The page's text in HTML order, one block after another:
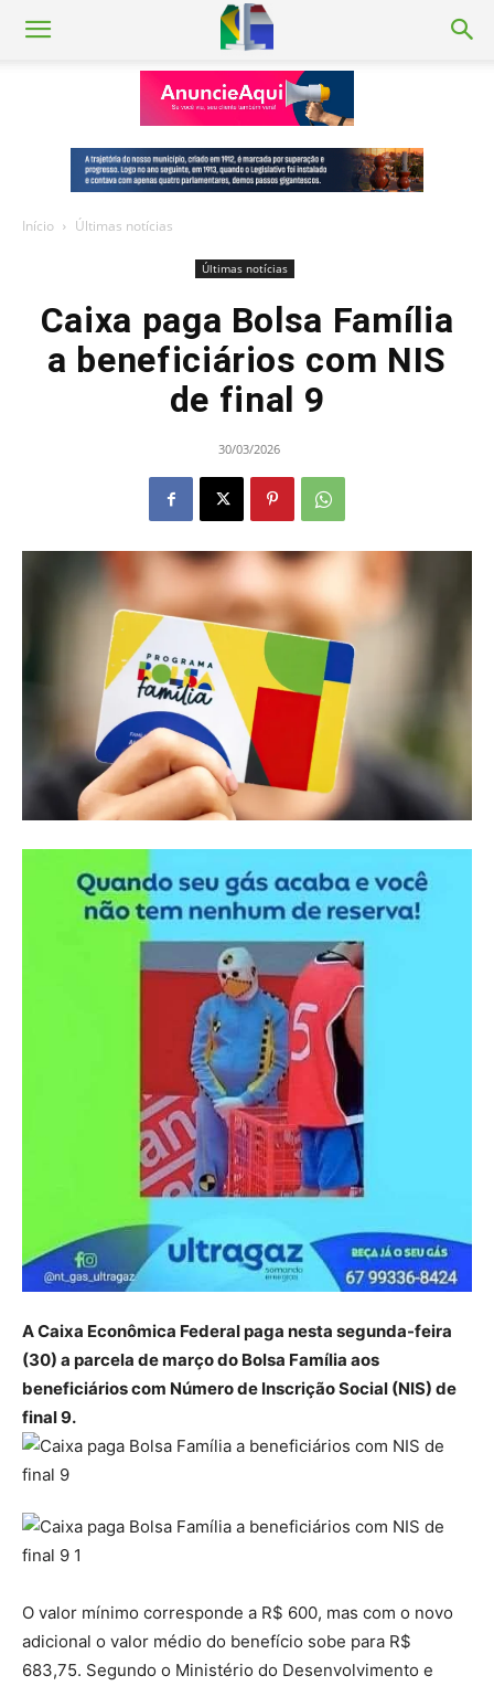
Início Últimas notícias
Últimas notícias
Caixa paga Bolsa Família
a beneficiários com NIS
de final 9
30/03/2026
A Caixa Econômica Federal paga nesta segunda-feira
(30) a parcela de março do Bolsa Família aos
beneficiários com Número de Inscrição Social (NIS) de
final 9.
O valor mínimo corresponde a R$ 600, mas com o novo
adicional o valor médio do benefício sobe para R$
683,75. Segundo o Ministério do Desenvolvimento e